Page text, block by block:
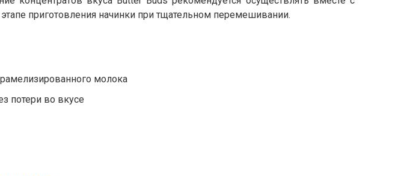
приготовления начинки при тщательном перемешивании.
молока
потери во вкусе